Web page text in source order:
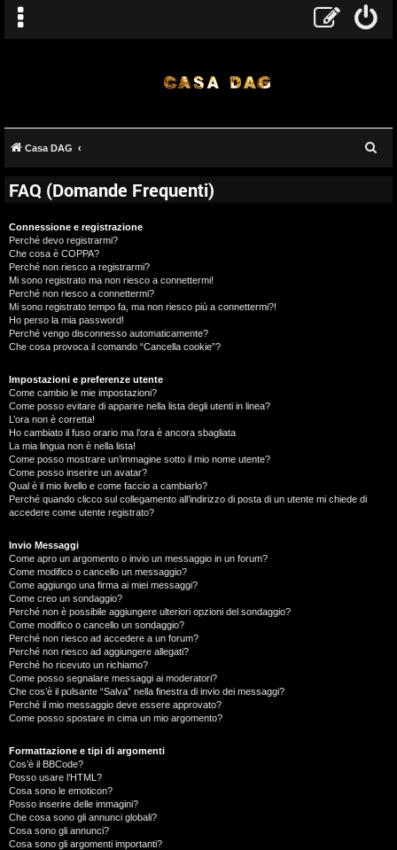
Casa DAG
FAQ (Domande Frequenti)
Connessione e registrazione
Perché devo registrarmi?
Che cosa è COPPA?
Perché non riesco a registrarmi?
Mi sono registrato ma non riesco a connettermi!
Perché non riesco a connettermi?
Mi sono registrato tempo fa, ma non riesco più a connettermi?!
Ho perso la mia password!
Perché vengo disconnesso automaticamente?
Che cosa provoca il comando “Cancella cookie”?
Impostazioni e preferenze utente
Come cambio le mie impostazioni?
Come posso evitare di apparire nella lista degli utenti in linea?
L’ora non è corretta!
Ho cambiato il fuso orario ma l’ora è ancora sbagliata
La mia lingua non è nella lista!
Come posso mostrare un’immagine sotto il mio nome utente?
Come posso inserire un avatar?
Qual è il mio livello e come faccio a cambiarlo?
Perché quando clicco sul collegamento all’indirizzo di posta di un utente mi chiede di
accedere come utente registrato?
Invio Messaggi
Come apro un argomento o invio un messaggio in un forum?
Come modifico o cancello un messaggio?
Come aggiungo una firma ai miei messaggi?
Come creo un sondaggio?
Perché non è possibile aggiungere ulteriori opzioni del sondaggio?
Come modifico o cancello un sondaggio?
Perché non riesco ad accedere a un forum?
Perché non riesco ad aggiungere allegati?
Perché ho ricevuto un richiamo?
Come posso segnalare messaggi ai moderatori?
Che cos’è il pulsante “Salva” nella finestra di invio dei messaggi?
Perché il mio messaggio deve essere approvato?
Come posso spostare in cima un mio argomento?
Formattazione e tipi di argomenti
Cos’è il BBCode?
Posso usare l’HTML?
Cosa sono le emoticon?
Posso inserire delle immagini?
Che cosa sono gli annunci globali?
Cosa sono gli annunci?
Cosa sono gli argomenti importanti?